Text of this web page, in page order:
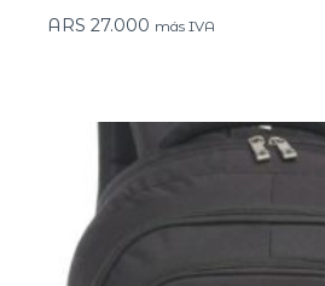
ARS 27.000 más IVA